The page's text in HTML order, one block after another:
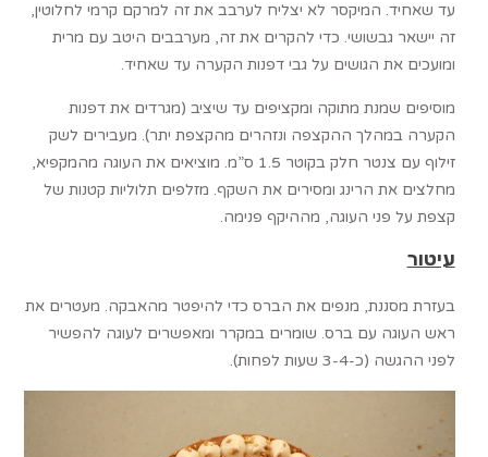
עד שאחיד. המיקסר לא יצליח לערבב את זה למרקם קרמי לחלוטין,
זה יישאר גבשושי. כדי להקרים את זה, מערבבים היטב עם מרית
ומועכים את הגושים על גבי דפנות הקערה עד שאחיד.
מוסיפים שמנת מתוקה ומקציפים עד שיציב (מגרדים את דפנות
הקערה במהלך ההקצפה ונזהרים מהקצפת יתר). מעבירים לשק
זילוף עם צנטר חלק בקוטר 1.5 ס”מ. מוציאים את העוגה מהמקפיא,
מחלצים את הרינג ומסירים את השקף. מזלפים תלוליות קטנות של
קצפת על פני העוגה, מההיקף פנימה.
עיטור
בעזרת מסננת, מנפים את הברס כדי להיפטר מהאבקה. מעטרים את
ראש העוגה עם ברס. שומרים במקרר ומאפשרים לעוגה להפשיר
לפני ההגשה (כ-3-4 שעות לפחות).